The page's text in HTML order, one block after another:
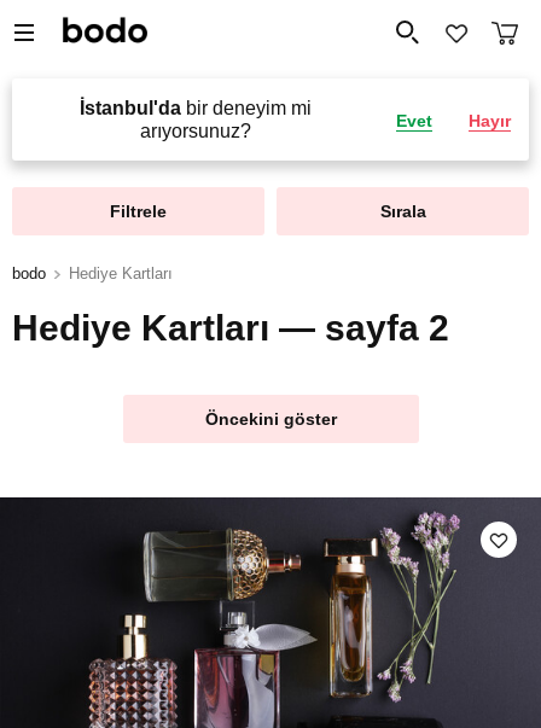
İstanbul'dabir deneyim mi
arıyorsunuz?
Evet Hayır
Filtrele Sırala
bodo Hediye Kartları
Hediye Kartları — sayfa 2
Öncekini göster